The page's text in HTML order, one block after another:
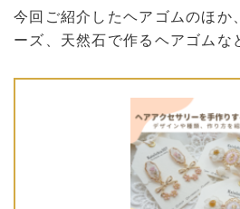
今回ご紹介したヘアゴムのほか
ーズ、天然石で作るヘアゴムな